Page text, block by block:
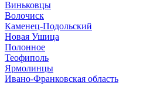
Виньковцы
Волочиск
Каменец-Подольский
Новая Ушица
Полонное
Теофиполь
Ярмолинцы
Ивано-Франковская область